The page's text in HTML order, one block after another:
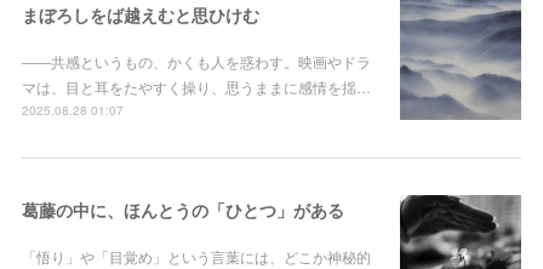
まぼろしをば越えむと思ひけむ
――共感というもの、かくも人を惑わす。映画やドラ
マは、目と耳をたやすく操り、思うままに感情を揺…
2025.08.28 01:07
葛藤の中に、ほんとうの「ひとつ」がある
「悟り」や「目覚め」という言葉には、どこか神秘的